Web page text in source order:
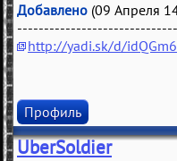
Добавлено (09 Апреля
http://yadi.sk/d/
Профиль
UberSoldier